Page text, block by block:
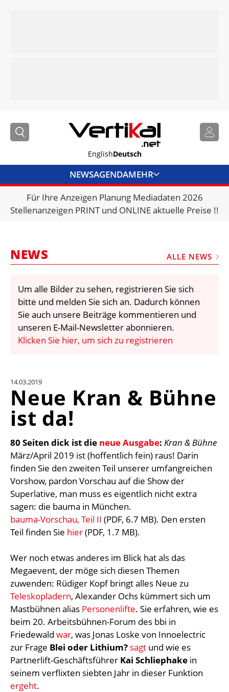
EnglishDeutsch
NEWSAGENDAMEHR
BRANCHENLINKS
VERMIETER
VIDEOS
BIBLIOTHEK
KRAN & BÜHNE
KONTAKT
Für Ihre Anzeigen Planung Mediadaten 2026
Stellenanzeigen PRINT und ONLINE aktuelle Preise !!
NEWS ALLE NEWS
Um alle Bilder zu sehen, registrieren Sie sich
bitte und melden Sie sich an. Dadurch können
Sie auch unsere Beiträge kommentieren und
unseren E-Mail-Newsletter abonnieren.
Klicken Sie hier, um sich zu registrieren
14.03.2019
Neue Kran & Bühne
ist da!
80 Seiten dick ist die neue Ausgabe: Kran & Bühne
März/April 2019 ist (hoffentlich fein) raus! Darin
finden Sie den zweiten Teil unserer umfangreichen
Vorshow, pardon Vorschau auf die Show der
Superlative, man muss es eigentlich nicht extra
sagen: die bauma in München.
bauma-Vorschau, Teil II (PDF, 6.7 MB). Den ersten
Teil finden Sie hier(PDF, 1.7 MB).
Wer noch etwas anderes im Blick hat als das
Megaevent, der möge sich diesen Themen
zuwenden: Rüdiger Kopf bringt alles Neue zu
Teleskopladern, Alexander Ochs kümmert sich um
Mastbühnen alias Personenlifte. Sie erfahren, wie es
beim 20. Arbeitsbühnen-Forum des bbi in
Friedewald war, was Jonas Loske von Innoelectric
zur Frage Blei oder Lithium? sagt und wie es
Partnerlift-Geschäftsführer Kai Schliephake in
seinem verflixten siebten Jahr in dieser Funktion
ergeht.